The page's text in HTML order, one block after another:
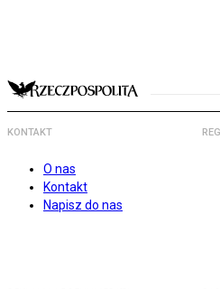
KONTAKT
O nas
Kontakt
Napisz do nas